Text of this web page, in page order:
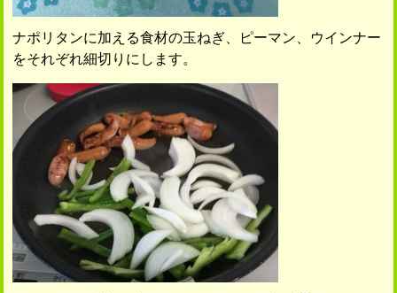
ナポリタンに加える食材の玉ねぎ、ピーマン、ウインナー
をそれぞれ細切りにします。